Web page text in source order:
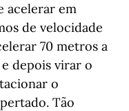
acelerar em
de velocidade
70 metros a
depois virar o
o
Tão